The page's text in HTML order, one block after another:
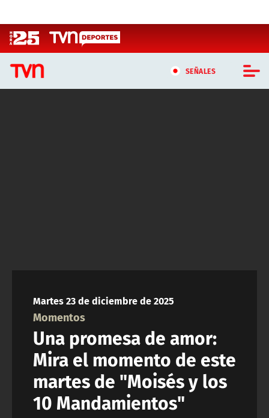
SEÑALES
ACTUALIDAD Y TENDENCIAS
CORPORATIVO Y TRANSPARENCIA
CANAL DE DENUNCIAS
ÁREA DE PROYECTOS
Martes 23 de diciembre de 2025
Momentos
Una promesa de amor:
Mira el momento de este
martes de "Moisés y los
10 Mandamientos"